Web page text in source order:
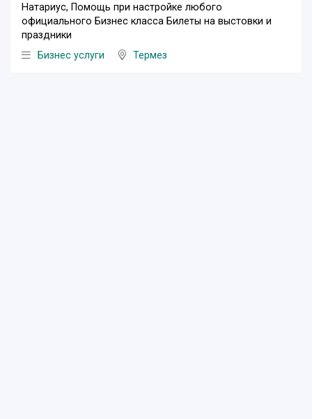
Натариус, Помощь при настройке любого
официального Бизнес класса Билеты на выстовки и
праздники
Бизнес услуги
Термез